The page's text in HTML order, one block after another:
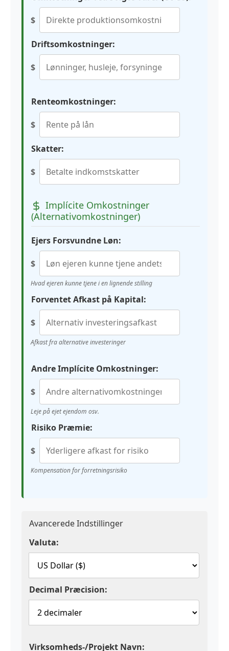
$
Driftsomkostninger:
$
Renteomkostninger:
$
Skatter:
$
Implícite Omkostninger
(Alternativomkostninger)
Ejers Forsvundne Løn:
$
Hvad ejeren kunne tjene i en lignende stilling
Forventet Afkast på Kapital:
$
Afkast fra alternative investeringer
Andre Implícite Omkostninger:
$
Leje på ejet ejendom osv.
Risiko Præmie:
$
Kompensation for forretningsrisiko
Avancerede Indstillinger
Valuta:
Decimal Præcision:
Virksomheds-/Projekt Navn: